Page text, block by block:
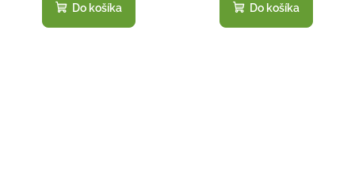
Do košíka Do košíka